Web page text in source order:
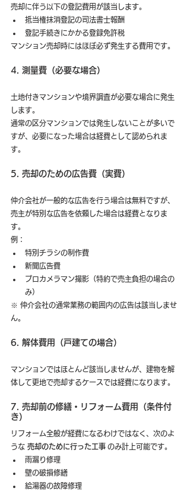
売却に伴う以下の登記費用が該当します。
抵当権抹消登記の司法書士報酬
登記手続きにかかる登録免許税
マンション売却時にはほぼ必ず発生する費用です。
4. 測量費（必要な場合）
土地付きマンションや境界調査が必要な場合に発生
します。
通常の区分マンションでは発生しないことが多いで
すが、必要になった場合は経費として認められま
す。
5. 売却のための広告費（実費）
仲介会社が一般的な広告を行う場合は無料ですが、
売主が特別な広告を依頼した場合は経費となりま
す。
例：
特別チラシの制作費
新聞広告費
プロカメラマン撮影（特約で売主負担の場合の
み）
※ 仲介会社の通常業務の範囲内の広告は該当しませ
ん。
6. 解体費用（戸建ての場合）
マンションではほとんど該当しませんが、建物を解
体して更地で売却するケースでは経費になります。
7. 売却前の修繕・リフォーム費用（条件付
き）
リフォーム全般が経費になるわけではなく、次のよ
うな 売却のために行った工事 のみ計上可能です。
雨漏り修理
壁の破損修繕
給湯器の故障修理